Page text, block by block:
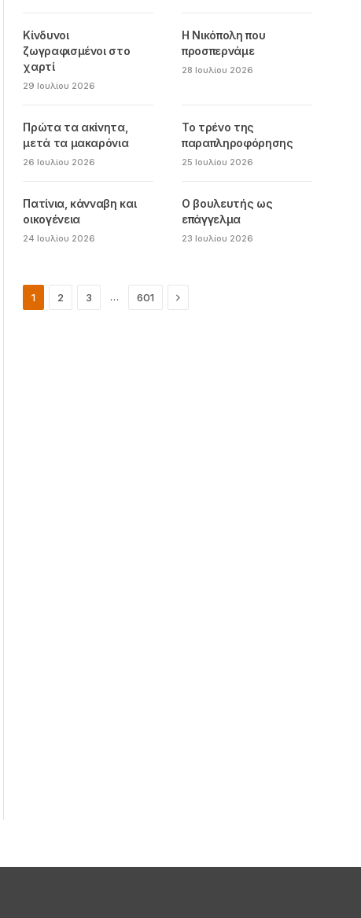
Κίνδυνοι
ζωγραφισμένοι στο
χαρτί
29 Ιουλίου 2026
Η Νικόπολη που
προσπερνάμε
28 Ιουλίου 2026
Πρώτα τα ακίνητα,
μετά τα μακαρόνια
26 Ιουλίου 2026
Το τρένο της
παραπληροφόρησης
25 Ιουλίου 2026
Πατίνια, κάνναβη και
οικογένεια
24 Ιουλίου 2026
Ο βουλευτής ως
επάγγελμα
23 Ιουλίου 2026
1 2 3 … 601 Next